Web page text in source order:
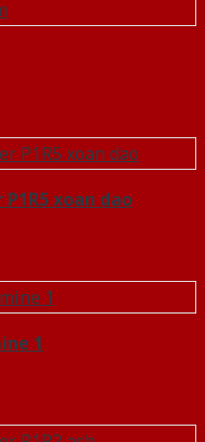
P1R5 xoan dao
1